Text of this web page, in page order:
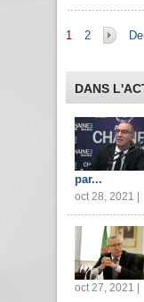
Pages
1 2
DANS
par...
oct 28, 2021 |
oct 27, 2021 |